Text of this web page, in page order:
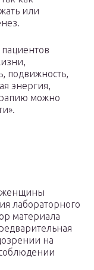
или
подвижность,
энергия,
можно
женщины
лабораторного
материала
на